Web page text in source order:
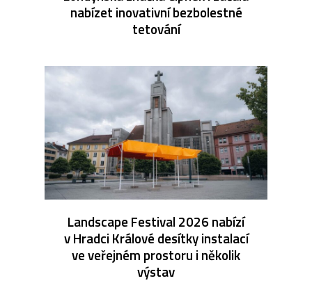
nabízet inovativní bezbolestné
tetování
Landscape Festival 2026 nabízí
v Hradci Králové desítky instalací
ve veřejném prostoru i několik
výstav